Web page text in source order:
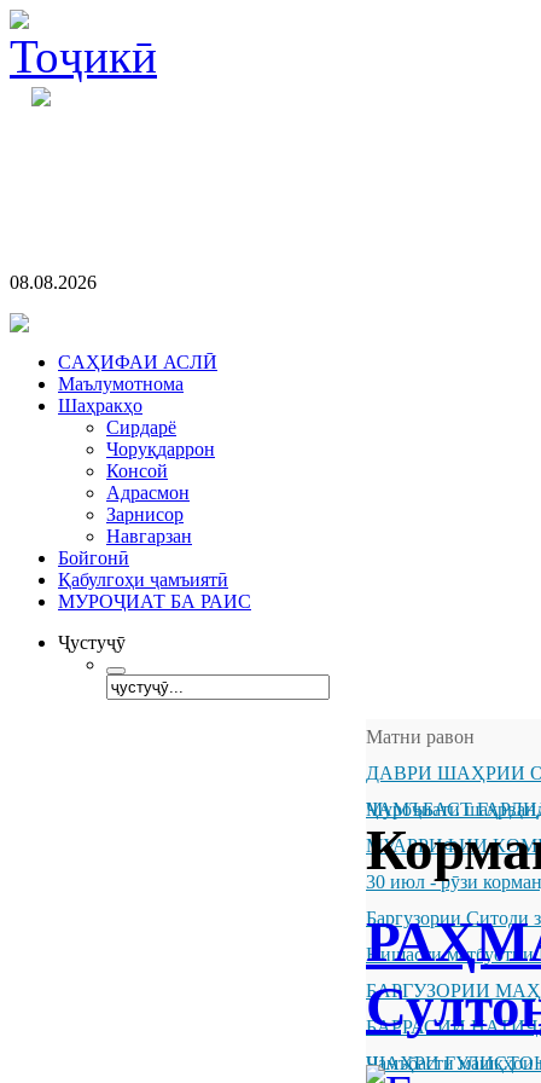
08.08.2026
CАҲИФАИ АСЛӢ
Маълумотнома
Шаҳракҳо
Сирдарё
Чоруқдаррон
Консой
Адрасмон
Зарнисор
Навгарзан
Бойгонӣ
Қабулгоҳи ҷамъиятӣ
МУРОҶИАТ БА РАИС
Ҷустуҷӯ
Матни равон
ДАВРИ ШАҲРИИ
ҶАМЪБАСТ
Муроҷиати
МУАРРИФИИ
30 июл - рӯзи
Баргузории Ситоди
Нишасти матбуотии
БАРГУЗОРИИ
БАРРАСИИ
ШАҲРИ
Ҷамъбасти машқҳои